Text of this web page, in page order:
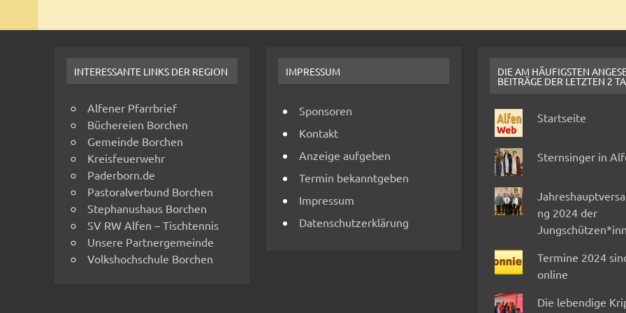
INTERESSANTE LINKS DER REGION
Alfener Pfarrbrief
Büchereien Borchen
Gemeinde Borchen
Kreisfeuerwehr
Paderborn.de
Pastoralverbund Borchen
Stephanushaus Borchen
SV RW Alfen – Tischtennis
Unsere Partnergemeinde
Volkshochschule Borchen
IMPRESSUM
Sponsoren
Kontakt
Anzeige aufgeben
Termin bekanntgeben
Impressum
Datenschutzerklärung
DIE AM HÄUFIGSTEN
BEITRÄGE DER LETZTEN 2
Startseite
Sternsinger in
ng 2024 der
Termine 2024
online
Die lebendige